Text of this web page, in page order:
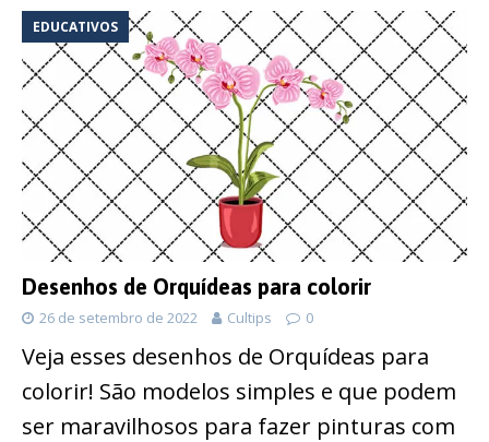
EDUCATIVOS
Desenhos de Orquídeas para colorir
26 de setembro de 2022 Cultips 0
Veja esses desenhos de Orquídeas para
colorir! São modelos simples e que podem
ser maravilhosos para fazer pinturas com